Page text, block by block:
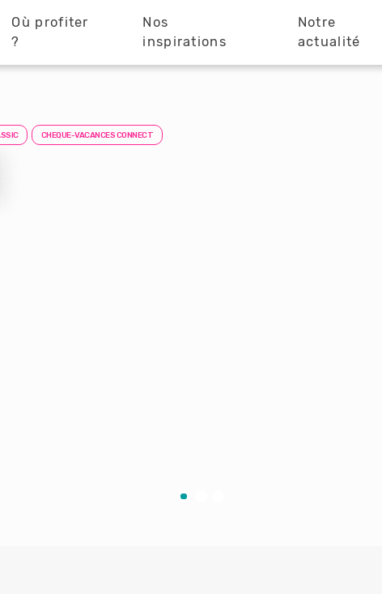
Où profiter
?
Nos
inspirations
Notre
actualité
CHEQUE-VACANCES CONNECT